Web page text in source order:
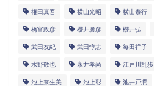
権田真吾 横山光昭 横山泰行
橋富政彦 櫻井勝彦 櫻井弘
武田友紀 武田惇志 毎田祥子
水野敬也 永井孝尚 江戸川乱歩
池上奈生美 池上彰 池井戸潤